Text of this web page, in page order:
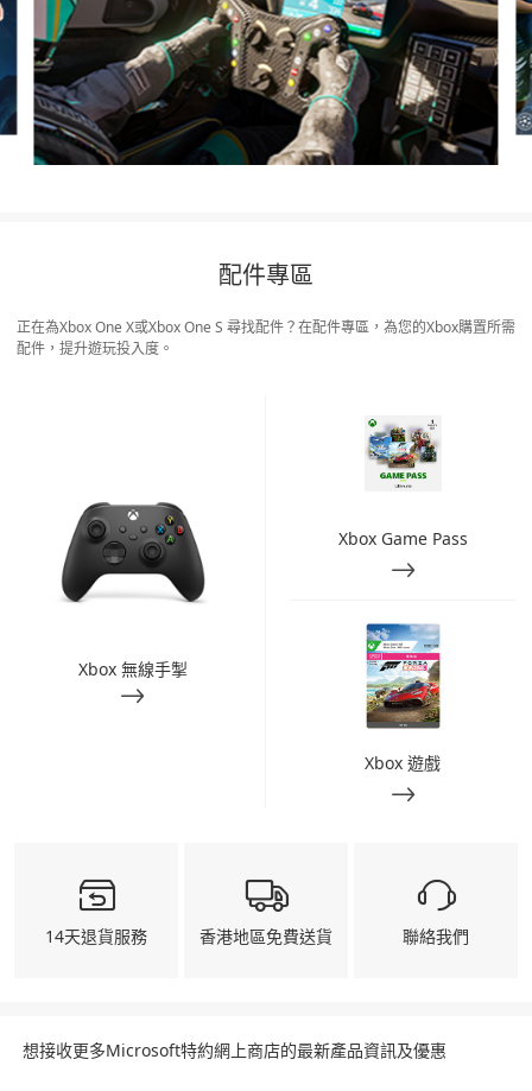
配件專區
正在為Xbox One X或Xbox One S 尋找配件？在配件專區，為您的Xbox購置所需
配件，提升遊玩投入度。
Xbox 無線手掣
Xbox Game Pass
Xbox 遊戲
14天退貨服務 香港地區免費送貨 聯絡我們
想接收更多Microsoft特約網上商店的最新產品資訊及優惠